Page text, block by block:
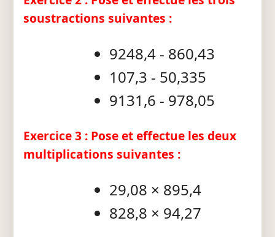
soustractions suivantes :
9248,4 - 860,43
107,3 - 50,335
9131,6 - 978,05
Exercice 3 : Pose et effectue les deux
multiplications suivantes :
29,08 × 895,4
828,8 × 94,27